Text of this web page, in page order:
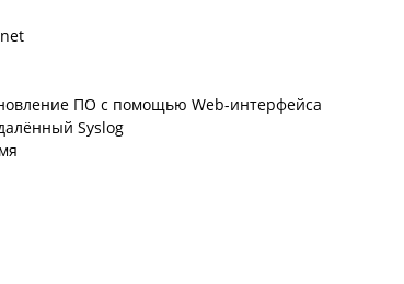
ПО с помощью Web-интерфейса
Syslog